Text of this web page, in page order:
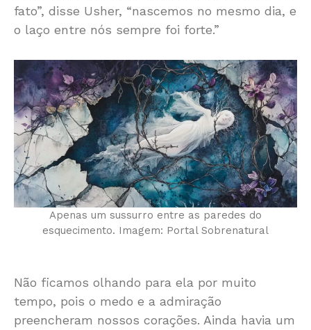
fato”, disse Usher, “nascemos no mesmo dia, e
o laço entre nós sempre foi forte.”
Apenas um sussurro entre as paredes do
esquecimento. Imagem: Portal Sobrenatural
Não ficamos olhando para ela por muito
tempo, pois o medo e a admiração
preencheram nossos corações. Ainda havia um